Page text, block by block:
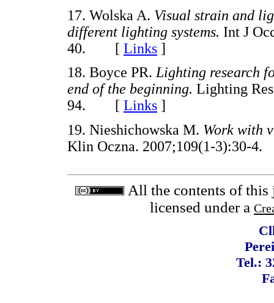
17. Wolska A. Visual strain and
different lighting systems. Int J
40. [ Links ]
18. Boyce PR.Lighting research
end of the beginning. Lighting
94. [ Links ]
19. Nieshichowska M. Work with
Klin Oczna. 2007;109(1-
All the contents of this
licensed under a
Tel.: